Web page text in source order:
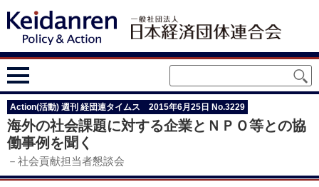
Action(活動) 週刊 経団連タイムス 2015年6月25日 No.3229
海外の社会課題に対する企業とＮＰＯ等との協
働事例を聞く
－社会貢献担当者懇談会